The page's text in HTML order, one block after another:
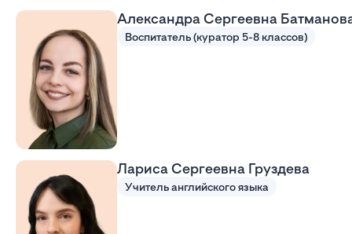
Александра Сергеевна
Воспитатель (куратор 5-8 классов)
Лариса Сергеевна Груздева
Учитель английского языка